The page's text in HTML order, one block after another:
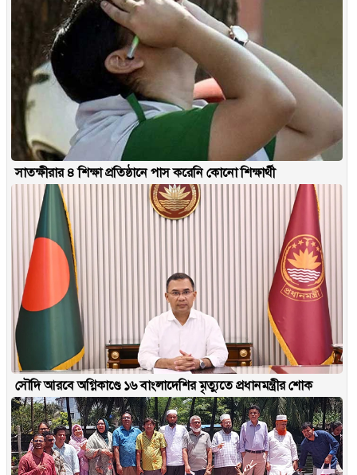
সাতক্ষীরার ৪ শিক্ষা প্রতিষ্ঠানে পাস করেনি কোনো শিক্ষার্থী
সৌদি আরবে অগ্নিকাণ্ডে ১৬ বাংলাদেশির মৃত্যুতে প্রধানমন্ত্রীর শোক